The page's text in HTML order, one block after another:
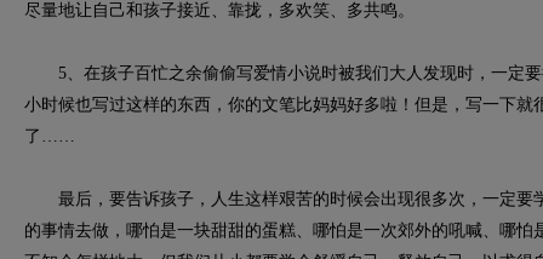
尽量地让自己和孩子接近、靠拢，多欢笑、多共鸣。
5、在孩子百忙之余偷偷写爱情小说时被我们大人发现时，一定要
小时候也写过这样的东西，你的文笔比妈妈好多啦！但是，写一下
了……
最后，要告诉孩子，人生这样艰苦的时候会出现很多次，一定要
的事情去做，哪怕是一块甜甜的蛋糕、哪怕是一次郊外的吼喊、哪